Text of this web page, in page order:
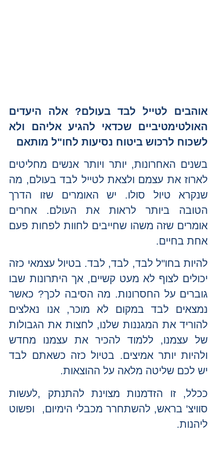
אוהבים לטייל לבד בעולם? אלה היעדים
האולטימטיביים שכדאי להגיע אליהם ולא
לשכוח לרכוש ביטוח נסיעות לחו"ל מותאם
בשנים האחרונות, יותר ויותר אנשים מחליטים
לארוז את עצמם ולצאת לטייל לבד בעולם, מה
שנקרא טיול סולו. יש האומרים שזו הדרך
הטובה ביותר לראות את העולם. אחרים
אומרים שזה משהו שחייבים לחוות לפחות פעם
אחת בחיים.
להיות בחו"ל לבד, לבד, לבד. בטיול עצמאי כזה
יכולים לצוף לא מעט קשיים, אך היתרונות שבו
גוברים על החסרונות. מה הסיבה לכך? כאשר
נמצאים לבד במקום לא מוכר, אנו נאלצים
להוריד את המגננות שלנו, לחצות את הגבולות
של עצמנו, ללמוד להכיר את עצמנו מחדש
ולהיות יותר אמיצים. בטיול כזה כשאתם לבד
יש לכם שליטה מלאה על ההוצאות.
ככלל, זו הזדמנות מצוינת להתנתק ,לעשות
סוויצ' בראש, להשתחרר מכבלי הימיום, ופשוט
ליהנות.